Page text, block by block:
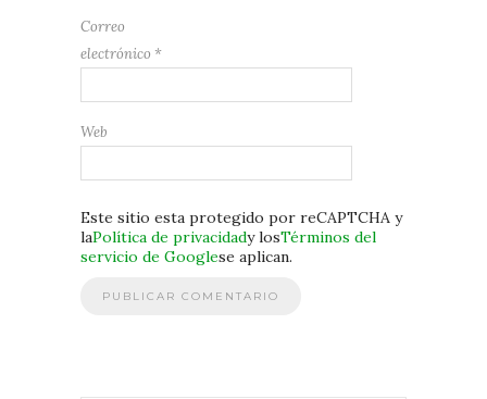
Correo
electrónico *
Web
Este sitio esta protegido por reCAPTCHA y
laPolítica de privacidady losTérminos del
servicio de Googlese aplican.